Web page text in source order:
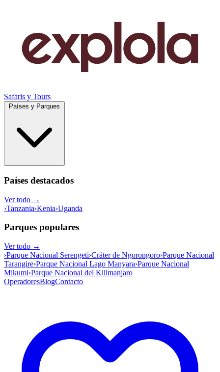
Safaris y Tours
Países destacados
Ver todo →
›Tanzania›Kenia›Uganda
Parques populares
Ver todo →
›Parque Nacional Serengeti›Cráter de Ngorongoro›Parque Nacional
Tarangire›Parque Nacional Lago Manyara›Parque Nacional
Mikumi›Parque Nacional del Kilimanjaro
OperadoresBlogContacto